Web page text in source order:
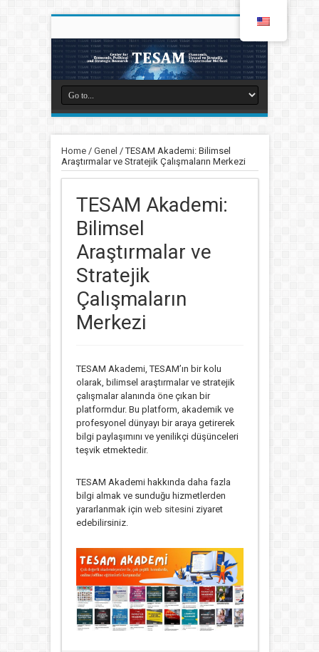
Home/ Genel /TESAM Akademi: Bilimsel
Araştırmalar ve Stratejik Çalışmaların Merkezi
TESAM Akademi:
Bilimsel
Araştırmalar ve
Stratejik
Çalışmaların
Merkezi
TESAM Akademi, TESAM’ın bir kolu
olarak, bilimsel araştırmalar ve stratejik
çalışmalar alanında öne çıkan bir
platformdur. Bu platform, akademik ve
profesyonel dünyayı bir araya getirerek
bilgi paylaşımını ve yenilikçi düşünceleri
teşvik etmektedir.
TESAM Akademi hakkında daha fazla
bilgi almak ve sunduğu hizmetlerden
yararlanmak için web sitesiniziyaret
edebilirsiniz.